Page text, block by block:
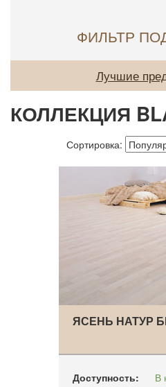
Примеры работ
О нас
Покупателям
ФИЛЬТР
Лучшие
КОЛЛЕКЦИЯ
Сортировка:
ЯСЕНЬ НАТУР
Доступность:
В